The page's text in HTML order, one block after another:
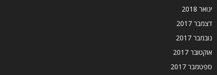
ינואר 2018
דצמבר 2017
נובמבר 2017
אוקטובר 2017
ספטמבר 2017